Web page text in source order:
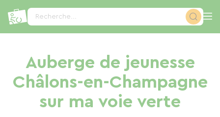
Recherche...
Auberge de jeunesse
Châlons-en-Champagne
sur ma voie verte
Panneau de gestion des cookies